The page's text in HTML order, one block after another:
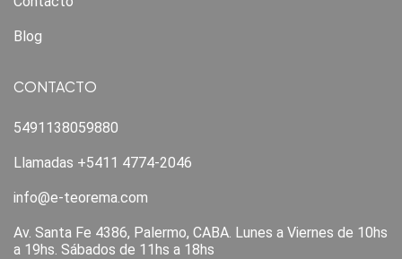
Blog
CONTACTO
5491138059880
Llamadas +5411 4774-2046
info@e-teorema.com
Av. Santa Fe 4386, Palermo, CABA. Lunes a Viernes de 10hs
a 19hs. Sábados de 11hs a 18hs